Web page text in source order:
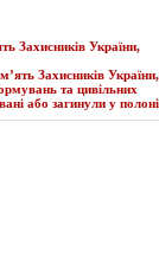
Захисників України,